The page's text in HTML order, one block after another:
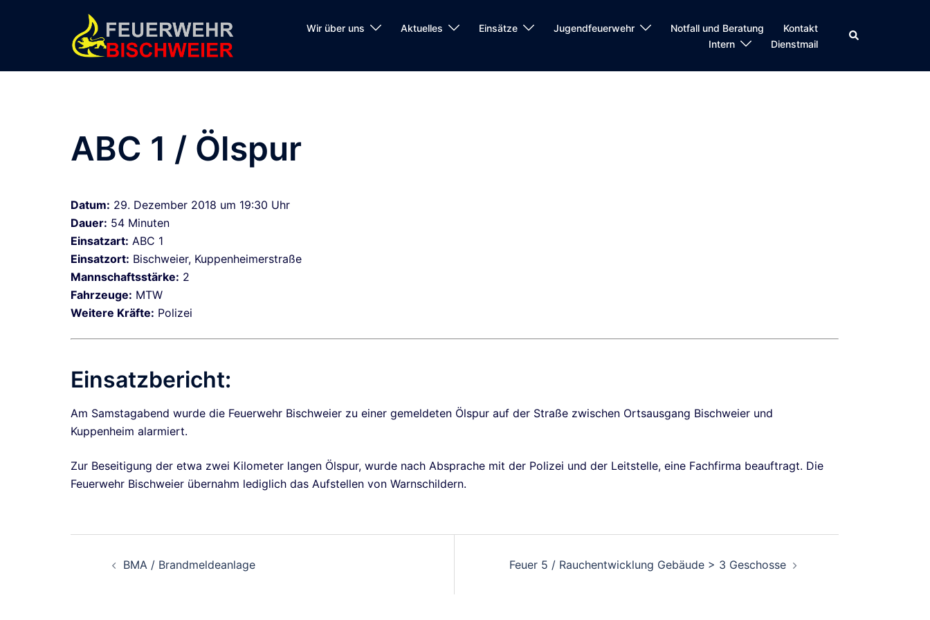
Wir über uns Aktuelles Einsätze Jugendfeuerwehr Notfall und Beratung
Kontakt
Intern
Dienstmail
Suche
ABC 1 / Ölspur
Datum: 29. Dezember 2018 um 19:30 Uhr
Dauer: 54 Minuten
Einsatzart: ABC 1
Einsatzort: Bischweier, Kuppenheimerstraße
Mannschaftsstärke: 2
Fahrzeuge: MTW
Weitere Kräfte: Polizei
Einsatzbericht:
Am Samstagabend wurde die Feuerwehr Bischweier zu einer gemeldeten Ölspur auf der Straße zwischen Ortsausgang Bischweier und
Kuppenheim alarmiert.
Zur Beseitigung der etwa zwei Kilometer langen Ölspur, wurde nach Absprache mit der Polizei und der Leitstelle, eine Fachfirma beauftragt. Die
Feuerwehr Bischweier übernahm lediglich das Aufstellen von Warnschildern.
Beitragsnavigation
BMA / Brandmeldeanlage Feuer 5 / Rauchentwicklung Gebäude > 3 Geschosse